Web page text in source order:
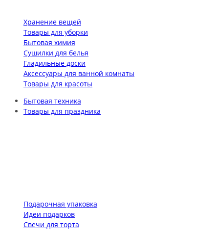
Хранение вещей
Товары для уборки
Бытовая химия
Сушилки для белья
Гладильные доски
Аксессуары для ванной комнаты
Товары для красоты
Бытовая техника
Товары для праздника
Подарочная упаковка
Идеи подарков
Свечи для торта